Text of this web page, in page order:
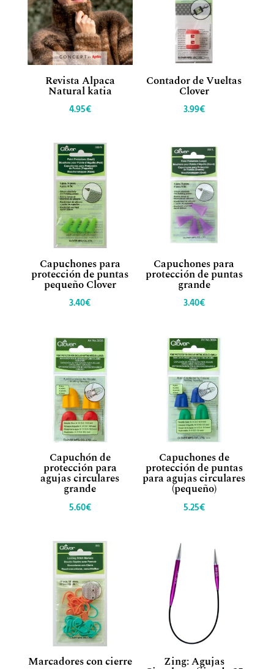
Revista Alpaca
Natural katia
4.95€
Contador de Vueltas
Clover
3.99€
Capuchones para
protección de puntas
pequeño Clover
3.40€
Capuchones para
protección de puntas
grande
3.40€
Capuchón de
protección para
agujas circulares
grande
5.60€
Capuchones de
protección de puntas
para agujas circulares
(pequeño)
5.25€
Marcadores con cierre Zing: Agujas